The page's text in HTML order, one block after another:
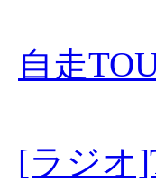
自走
[ラジオ